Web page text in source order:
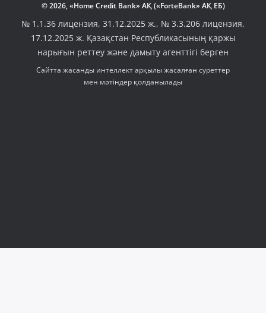
© 2026, «Home Credit Bank» АҚ («ForteBank» АҚ ЕБ)
№ 1.1.36 лицензия, 31.12.2025 ж., № 3.3.206 лицензия,
17.12.2025 ж. Қазақстан Республикасының қаржы
нарығын реттеу және дамыту агенттігі берген
Сайтта жасанды интеллект арқылы жасалған суреттер
мен мәтіндер қолданылады